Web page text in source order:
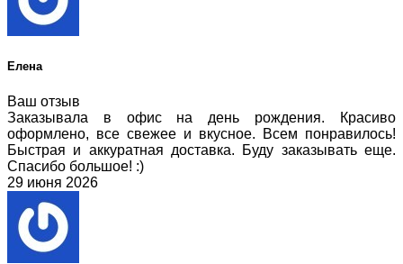
Елена
Ваш отзыв
Заказывала в офис на день рождения. Красиво
оформлено, все свежее и вкусное. Всем понравилось!
Быстрая и аккуратная доставка. Буду заказывать еще.
Спасибо большое! :)
29 июня 2026